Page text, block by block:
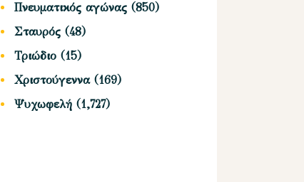
Πνευματικός αγώνας (850)
Σταυρός (48)
Τριώδιο (15)
Χριστούγεννα(169)
Ψυχωφελή (1,727)